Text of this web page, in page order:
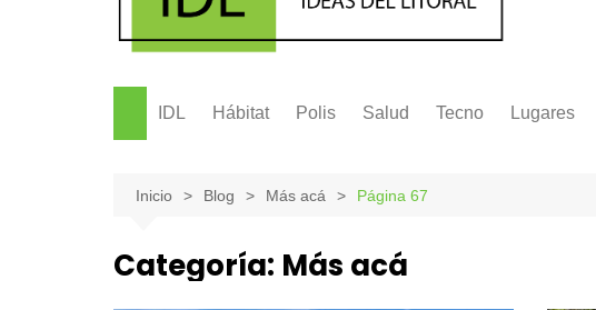
IDL Hábitat Polis Salud Tecno Lugares
Inicio Blog Más acá Página 67
Categoría: Más acá